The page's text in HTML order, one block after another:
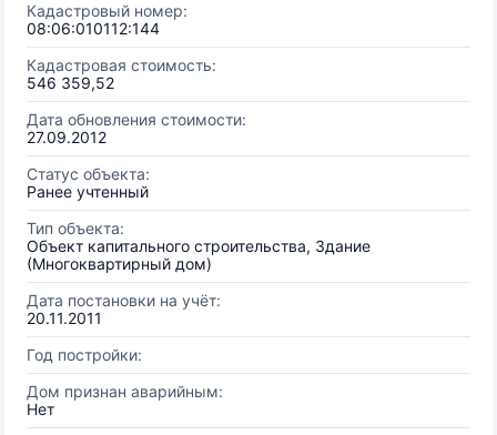
Кадастровый номер:
08:06:010112:144
Кадастровая стоимость:
546 359,52
Дата обновления стоимости:
27.09.2012
Статус объекта:
Ранее учтенный
Тип объекта:
Объект капитального строительства, Здание
(Многоквартирный дом)
Дата постановки на учёт:
20.11.2011
Год постройки:
Дом признан аварийным:
Нет